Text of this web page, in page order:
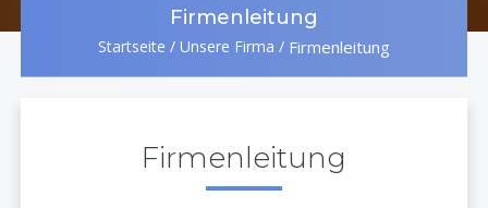
Firmenleitung
Startseite / Unsere Firma / Firmenleitung
Firmenleitung